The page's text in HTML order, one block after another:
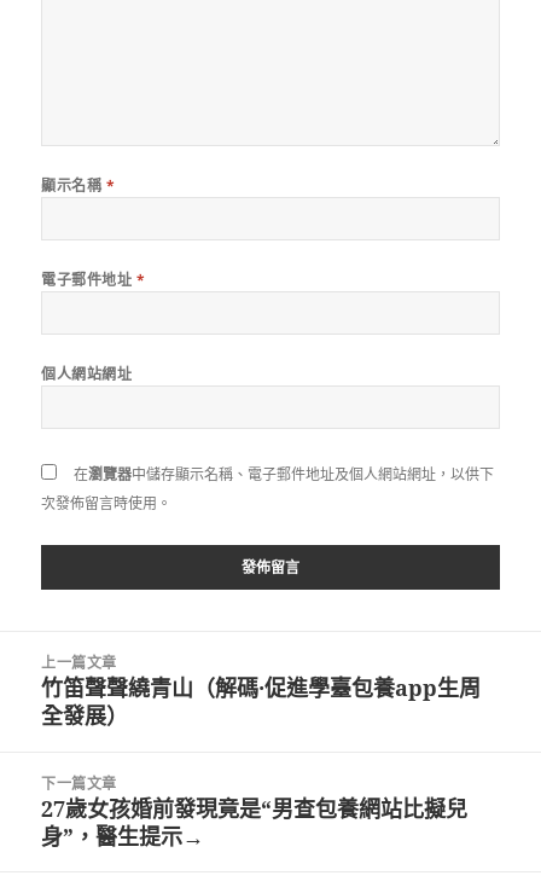
顯示名稱 *
電子郵件地址 *
個人網站網址
在瀏覽器中儲存顯示名稱、電子郵件地址及個人網站網址，以供下
次發佈留言時使用。
上一篇文章
上
一
文
章:
竹笛聲聲繞青山（解碼·促進學臺包養app生周
全發展）
下一篇文章
下
一
27歲女孩婚前發現竟是“男查包養網站比擬兒
身”，醫生提示→